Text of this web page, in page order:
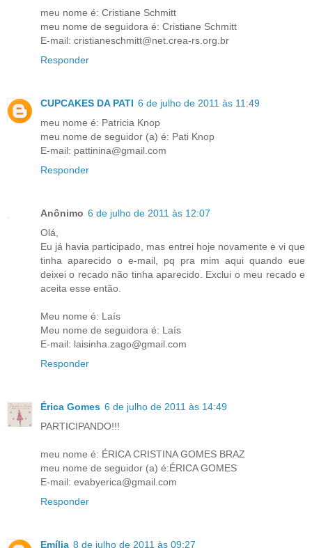
meu nome é: Cristiane Schmitt
meu nome de seguidora é: Cristiane Schmitt
E-mail: cristianeschmitt@net.crea-rs.org.br
Responder
CUPCAKES DA PATI 6 de julho de 2011 às 11:49
meu nome é: Patricia Knop
meu nome de seguidor (a) é: Pati Knop
E-mail: pattinina@gmail.com
Responder
Anônimo 6 de julho de 2011 às 12:07
Olá,
Eu já havia participado, mas entrei hoje novamente e vi que
tinha aparecido o e-mail, pq pra mim aqui quando eue
deixei o recado não tinha aparecido. Exclui o meu recado e
aceita esse então.
Meu nome é: Laís
Meu nome de seguidora é: Laís
E-mail: laisinha.zago@gmail.com
Responder
Érica Gomes 6 de julho de 2011 às 14:49
PARTICIPANDO!!!
meu nome é: ÉRICA CRISTINA GOMES BRAZ
meu nome de seguidor (a) é:ÉRICA GOMES
E-mail: evabyerica@gmail.com
Responder
Emília 8 de julho de 2011 às 09:27